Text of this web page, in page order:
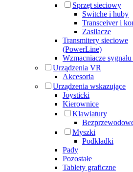
Sprzęt sieciowy
Switche i huby
Transceiver i
Zasilacze
Transmitery sieciowe
(PowerLine)
Wzmacniacze
Urządzenia VR
Akcesoria
Urządzenia wskazujące
Joysticki
Kierownice
Klawiatury
Myszki
Podkładki
Pady
Pozostałe
Tablety graficzne